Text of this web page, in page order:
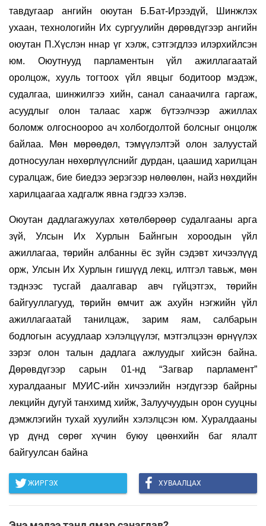
тавдугаар ангийн оюутан Б.Бат-Ирээдүй, Шинжлэх
ухаан, технологийн Их сургуулийн дөрөвдүгээр ангийн
оюутан П.Хүслэн ннар үг хэлж, сэтгэгдлээ илэрхийлсэн
юм. Оюутнууд
парламентын үйл ажиллагаатай
оролцож, хууль тогтоох үйл явцыг бодитоор мэдэж,
судалгаа, шинжилгээ хийн, санал санаачилга гаргаж,
асуудлыг олон талаас харж бүтээлчээр ажиллах
боломж олгосноороо ач холбогдолтой болсныг онцолж
байлаа. Мөн мөрөөдөл, тэмүүлэлтэй олон залуустай
дотносуулан нөхөрлүүлснийг дурдан, цаашид харилцан
суралцаж, бие биедээ эерэгээр нөлөөлөн, найз нөхдийн
харилцаагаа хадгалж явна гэдгээ хэлэв.
Оюутан дадлагажуулах хөтөлбөрөөр судалгааны арга
зүй, Улсын Их Хурлын Байнгын хороодын үйл
ажиллагаа, төрийн албанны ёс зүйн сэдэвт хичээлүүд
орж, Улсын Их Хурлын гишүүд лекц, илтгэл тавьж, мөн
тэднээс тусгай даалгавар авч гүйцэтгэх, төрийн
байгууллагууд, төрийн өмчит аж ахуйн нэгжийн үйл
ажиллагаатай танилцаж, зарим яам, салбарын
бодлогын асуудлаар хэлэлцүүлэг, мэтгэлцээн өрнүүлэх
зэрэг олон талын дадлага ажлуудыг хийсэн байна.
Дөрөвдүгээр сарын 01-нд “Загвар парламент”
хуралдааныг
МУИС-ийн хичээлийн нэгдүгээр байрны
лекцийн дугуй танхимд хийж, Залуучуудын орон сууцны
дэмжлэгийн тухай хуулийн хэлэлцсэн юм. Хуралдааны
үр дүнд сөрөг хүчин буюу цөөнхийн баг ялалт
байгуулсан байна
ЖИРГЭХ ХУВААЛЦАХ